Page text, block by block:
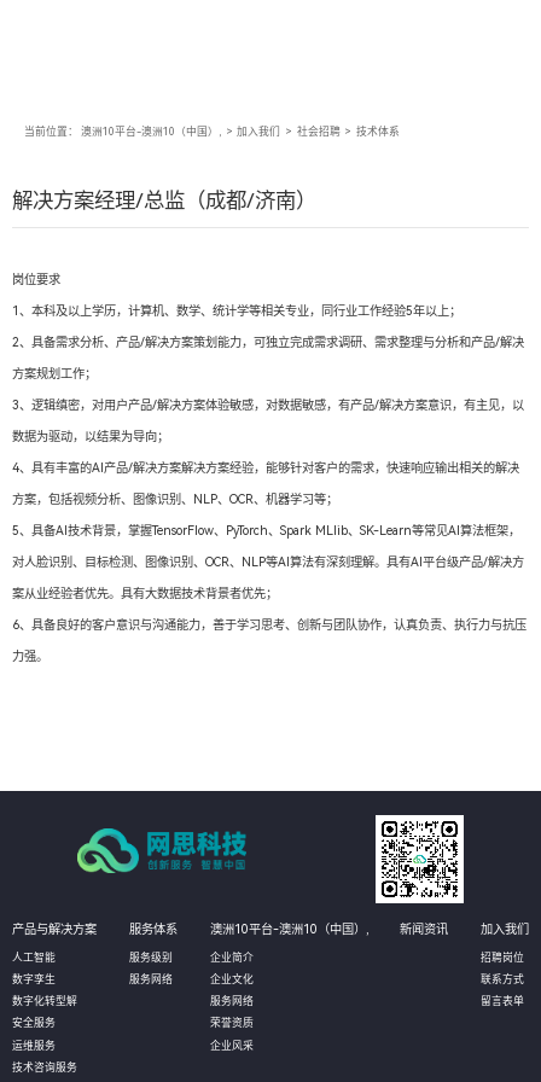
当前位置： 澳洲10平台-澳洲10（中国）, > 加入我们 > 社会招聘 > 技术体系
解决方案经理/总监（成都/济南）
岗位要求
1、本科及以上学历，计算机、数学、统计学等相关专业，同行业工作经验5年以上；
2、具备需求分析、产品/解决方案策划能力，可独立完成需求调研、需求整理与分析和产品/解决
方案规划工作；
3、逻辑缜密，对用户产品/解决方案体验敏感，对数据敏感，有产品/解决方案意识，有主见，以
数据为驱动，以结果为导向；
4、具有丰富的AI产品/解决方案解决方案经验，能够针对客户的需求，快速响应输出相关的解决
方案，包括视频分析、图像识别、NLP、OCR、机器学习等；
5、具备AI技术背景，掌握TensorFlow、PyTorch、Spark MLlib、SK-Learn等常见AI算法框架，
对人脸识别、目标检测、图像识别、OCR、NLP等AI算法有深刻理解。具有AI平台级产品/解决方
案从业经验者优先。具有大数据技术背景者优先；
6、具备良好的客户意识与沟通能力，善于学习思考、创新与团队协作，认真负责、执行力与抗压
力强。
产品与解决方案
人工智能
数字孪生
数字化转型解
安全服务
运维服务
技术咨询服务
服务体系
服务级别
服务网络
澳洲10平台-澳洲10（中国）,
企业简介
企业文化
服务网络
荣誉资质
企业风采
新闻资讯 加入我们
招聘岗位
联系方式
留言表单